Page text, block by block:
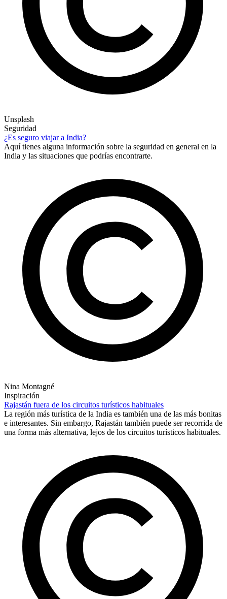
Unsplash
Seguridad
¿Es seguro viajar a India?
Aquí tienes alguna información sobre la seguridad en general en la
India y las situaciones que podrías encontrarte.
Nina Montagné
Inspiración
Rajastán fuera de los circuitos turísticos habituales
La región más turística de la India es también una de las más bonitas
e interesantes. Sin embargo, Rajastán también puede ser recorrida de
una forma más alternativa, lejos de los circuitos turísticos habituales.